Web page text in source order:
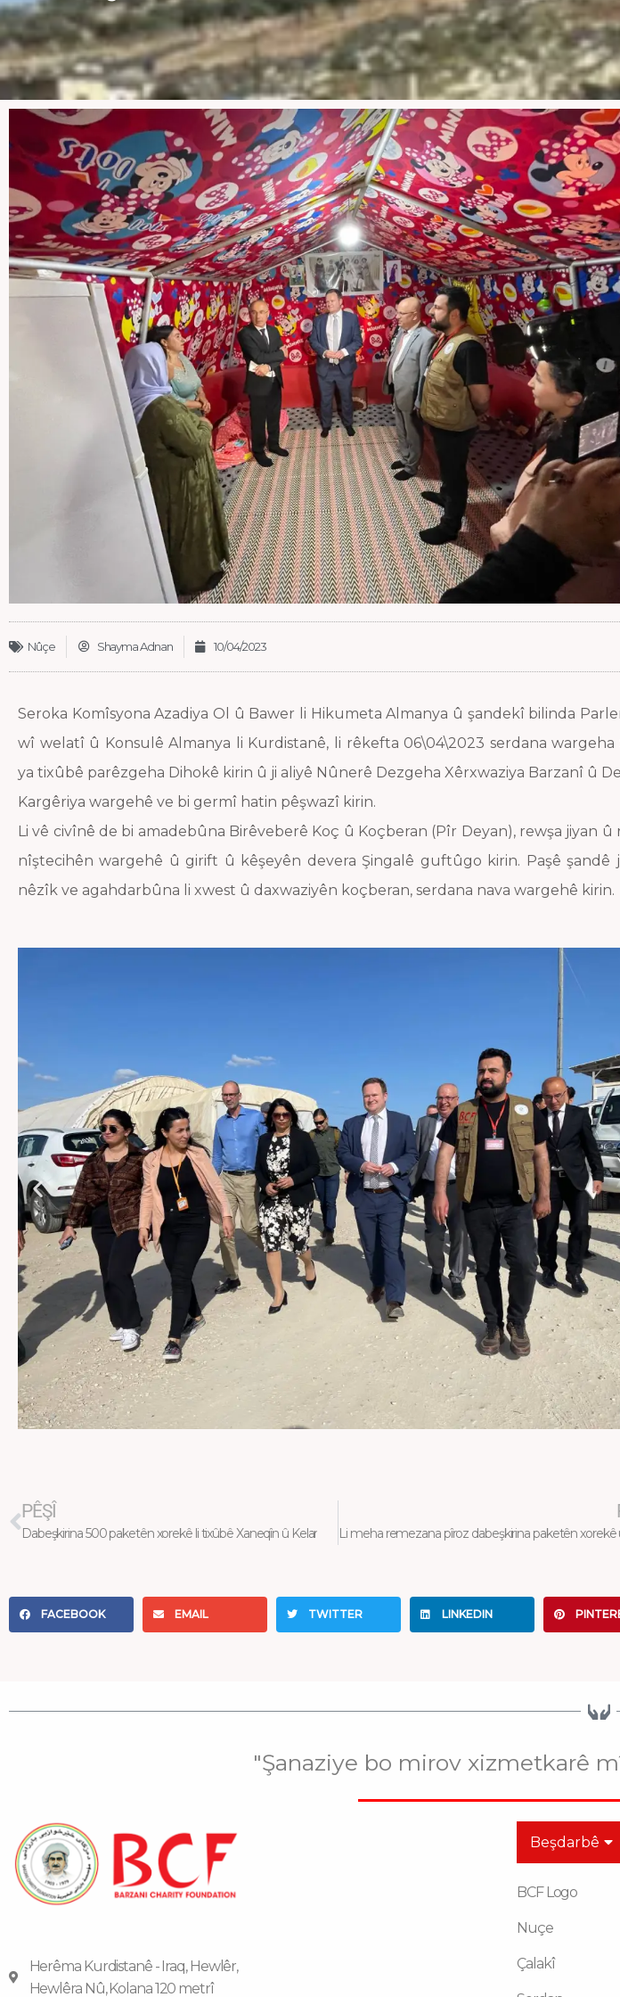
Nûçe Shayma Adnan 10/04/2023
Seroka Komîsyona Azadiya Ol û Bawer li Hikumeta Almanya û şandekî bilinda
wî welatî û Konsulê Almanya li Kurdistanê, li rêkefta 06\04\2023 serdana wargeha
ya tixûbê parêzgeha Dihokê kirin û ji aliyê Nûnerê Dezgeha Xêrxwaziya Barzanî û
Kargêriya wargehê ve bi germî hatin pêşwazî kirin.
Li vê civînê de bi amadebûna Birêveberê Koç û Koçberan (Pîr Deyan), rewşa jiyan û
nîştecihên wargehê û girift û kêşeyên devera Şingalê guftûgo kirin. Paşê şandê
nêzîk ve agahdarbûna li xwest û daxwaziyên koçberan, serdana nava wargehê kirin.
PÊŞÎ
Dabeşkirina 500 paketên xorekê li tixûbê Xaneqîn û Kelar
FACEBOOK EMAIL TWITTER LINKEDIN
"Şanaziye bo mirov xizmetkarê
Herêma Kurdistanê - Iraq, Hewlêr,
Hewlêra Nû, Kolana 120 metrî
Beşdarbê
BCF Logo
Nuçe
Çalakî